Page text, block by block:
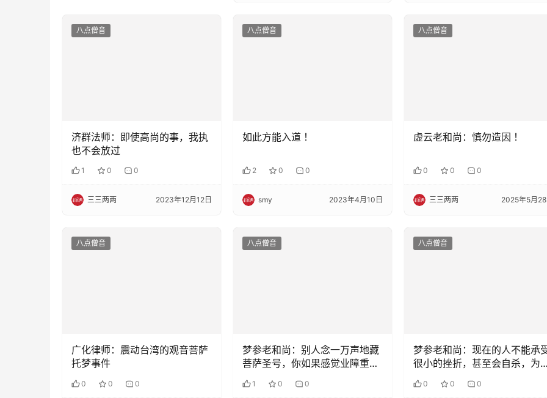
八点僧音
济群法师：即使高尚的事，我执
也不会放过
1 0 0
三三两两 2023年12月12日
八点僧音
如此方能入道 ！
2 0 0
smy 2023年4月10日
八点僧音
虚云老和尚：慎勿造因 ！
0 0 0
三三两两 2025年5月28
八点僧音
广化律师：震动台湾的观音菩萨
托梦事件
0 0 0
八点僧音
梦参老和尚：别人念一万声地藏
菩萨圣号，你如果感觉业障重，
1 0 0
八点僧音
梦参老和尚：现在的人不能承
很小的挫折，甚至会自杀，为什
0 0 0